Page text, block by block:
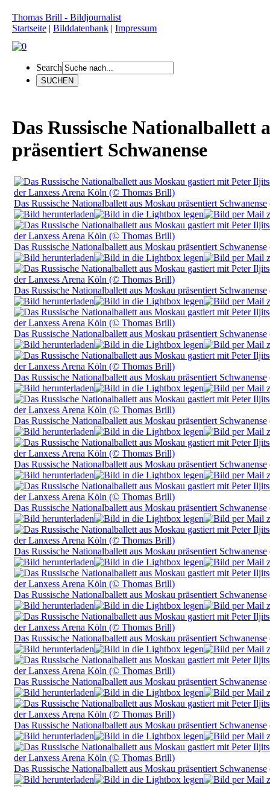
Thomas Brill - Bildjournalist
Startseite | Bilddatenbank | Impressum
Search
Das Russische Nationalballett
präsentiert Schwanense
Das Russische Nationalballett aus Moskau präsentiert Schwanense
Das Russische Nationalballett aus Moskau präsentiert Schwanense
Das Russische Nationalballett aus Moskau präsentiert Schwanense
Das Russische Nationalballett aus Moskau präsentiert Schwanense
Das Russische Nationalballett aus Moskau präsentiert Schwanense
Das Russische Nationalballett aus Moskau präsentiert Schwanense
Das Russische Nationalballett aus Moskau präsentiert Schwanense
Das Russische Nationalballett aus Moskau präsentiert Schwanense
Das Russische Nationalballett aus Moskau präsentiert Schwanense
Das Russische Nationalballett aus Moskau präsentiert Schwanense
Das Russische Nationalballett aus Moskau präsentiert Schwanense
Das Russische Nationalballett aus Moskau präsentiert Schwanense
Das Russische Nationalballett aus Moskau präsentiert Schwanense
Das Russische Nationalballett aus Moskau präsentiert Schwanense